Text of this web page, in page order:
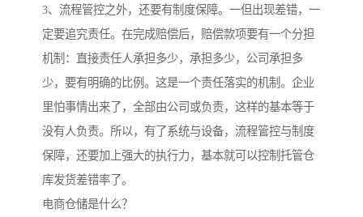
3、流程管控之外，还要有制度保障。一但出现差错，一
定要追究责任。在完成赔偿后，赔偿款项要有一个分担
机制：直接责任人承担多少，承担多少，公司承担多
少，要有明确的比例。这是一个责任落实的机制。企业
里怕事情出来了，全部由公司或负责，这样的基本等于
没有人负责。所以，有了系统与设备，流程管控与制度
保障，还要加上强大的执行力，基本就可以控制托管仓
库发货差错率了。
电商仓储是什么？